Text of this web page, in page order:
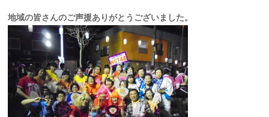
地域の皆さんのご声援ありがとうございました。